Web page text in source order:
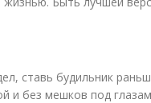
ставь будильник
и без мешков под